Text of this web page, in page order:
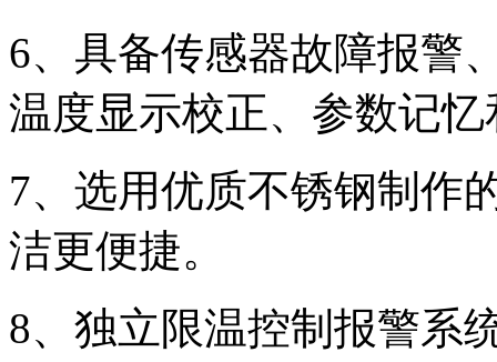
6、具备传感器故障报警
温度显示校正、参数记
7、选用优质不锈钢制作
洁更便捷。
8、独立限温控制报警系